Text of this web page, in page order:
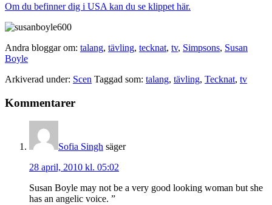
Om du befinner dig i USA kan du se klippet här.
Andra bloggar om: talang, tävling, tecknat, tv, Simpsons, Susan
Boyle
Arkiverad under: Scen Taggad som: talang, tävling, Tecknat, tv
Läsarkommentarer
Kommentarer
Sofia Singh säger
28 april, 2010 kl. 05:02
Susan Boyle may not be a very good looking woman but she
has an angelic voice. ”